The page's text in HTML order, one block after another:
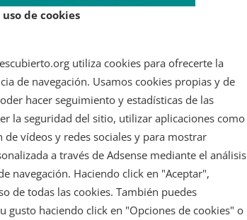
de cookies
utiliza cookies para ofrecerte la
de navegación. Usamos cookies propias y de
hacer seguimiento y estadísticas de las
la seguridad del sitio, utilizar aplicaciones como
de vídeos y redes sociales y para mostrar
a través de Adsense mediante el análisis
navegación. Haciendo click en "Aceptar",
de todas las cookies. También puedes
gusto haciendo click en "Opciones de cookies" o